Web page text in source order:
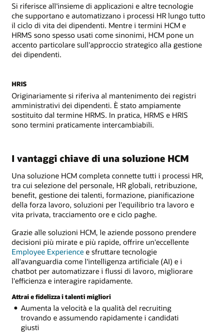
Si riferisce all'insieme di applicazioni e altre tecnologie
che supportano e automatizzano i processi HR lungo tutto
il ciclo di vita dei dipendenti. Mentre i termini HCM e
HRMS sono spesso usati come sinonimi, HCM pone un
accento particolare sull'approccio strategico alla gestione
dei dipendenti.
HRIS
Originariamente si riferiva al mantenimento dei registri
amministrativi dei dipendenti. È stato ampiamente
sostituito dal termine HRMS. In pratica, HRMS e HRIS
sono termini praticamente intercambiabili.
I vantaggi chiave di una soluzione HCM
Una soluzione HCM completa connette tutti i processi HR,
tra cui selezione del personale, HR globali, retribuzione,
benefit, gestione dei talenti, formazione, pianificazione
della forza lavoro, soluzioni per l'equilibrio tra lavoro e
vita privata, tracciamento ore e ciclo paghe.
Grazie alle soluzioni HCM, le aziende possono prendere
decisioni più mirate e più rapide, offrire un'eccellente
Employee Experience e sfruttare tecnologie
all'avanguardia come l'intelligenza artificiale (AI) e i
chatbot per automatizzare i flussi di lavoro, migliorare
l'efficienza e interagire rapidamente.
Attrai e fidelizza i talenti migliori
Aumenta la velocità e la qualità del recruiting
trovando e assumendo rapidamente i candidati
giusti